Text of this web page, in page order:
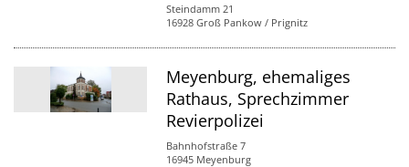
Steindamm 21
16928 Groß Pankow / Prignitz
Meyenburg, ehemaliges
Rathaus, Sprechzimmer
Revierpolizei
Bahnhofstraße 7
16945 Meyenburg